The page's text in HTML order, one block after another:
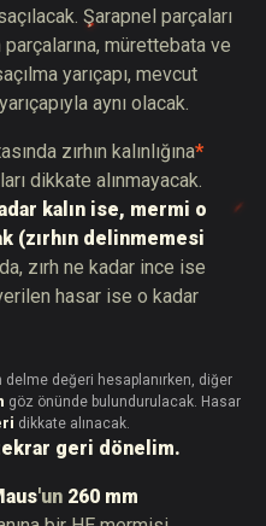
Şarapnel parçaları
mürettebata ve
yarıçapı, mevcut
aynı olacak.
zırhın kalınlığına*
dikkate alınmayacak.
kalın ise, mermi o
(zırhın delinmemesi
zırh ne kadar ince ise
hasar ise o kadar
değeri hesaplanırken, diğer
göz önünde bulundurulacak. Hasar
dikkate alınacak.
geri dönelim.
'un 260 mm